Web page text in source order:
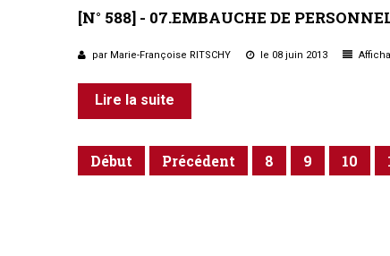
[N° 588] - 07.EMBAUCHE DE
par Marie-Françoise RITSCHY le 08 juin 2013
Lire la suite
Début Précédent 8 9 10